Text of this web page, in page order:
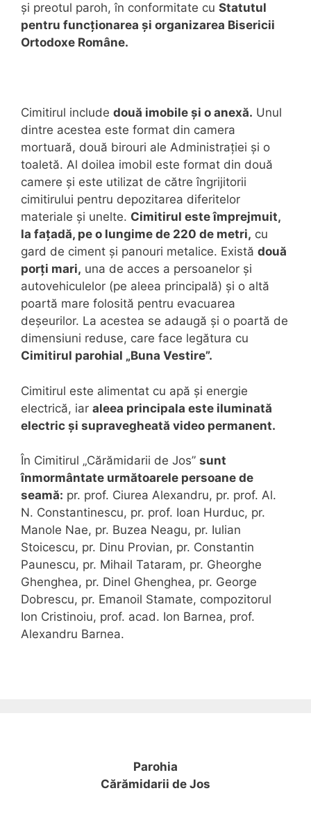
și preotul paroh, în conformitate cu Statutul
pentru funcționarea și organizarea Bisericii
Ortodoxe Române.
Cimitirul include două imobile și o anexă. Unul
dintre acestea este format din camera
mortuară, două birouri ale Administrației și o
toaletă. Al doilea imobil este format din două
camere și este utilizat de către îngrijitorii
cimitirului pentru depozitarea diferitelor
materiale și unelte. Cimitirul este împrejmuit,
la fațadă, pe o lungime de 220 de metri, cu
gard de ciment și panouri metalice. Există două
porți mari, una de acces a persoanelor și
autovehiculelor (pe aleea principală) și o altă
poartă mare folosită pentru evacuarea
deșeurilor. La acestea se adaugă și o poartă de
dimensiuni reduse, care face legătura cu
Cimitirul parohial „Buna Vestire”.
Cimitirul este alimentat cu apă și energie
electrică, iar aleea principala este iluminată
electric și supravegheată video permanent.
În Cimitirul „Cărămidarii de Jos” sunt
înmormântate următoarele persoane de
seamă: pr. prof. Ciurea Alexandru, pr. prof. Al.
N. Constantinescu, pr. prof. Ioan Hurduc, pr.
Manole Nae, pr. Buzea Neagu, pr. Iulian
Stoicescu, pr. Dinu Provian, pr. Constantin
Paunescu, pr. Mihail Tataram, pr. Gheorghe
Ghenghea, pr. Dinel Ghenghea, pr. George
Dobrescu, pr. Emanoil Stamate, compozitorul
Ion Cristinoiu, prof. acad. Ion Barnea, prof.
Alexandru Barnea.
Parohia
Cărămidarii de Jos